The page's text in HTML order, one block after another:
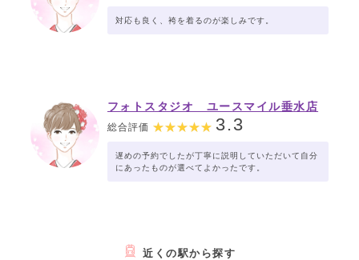
対応も良く、袴を着るのが楽しみです。
フォトスタジオ ユースマイル垂水店
総合評価 3.3
遅めの予約でしたが丁寧に説明していただいて自分
にあったものが選べてよかったです。
近くの駅から探す